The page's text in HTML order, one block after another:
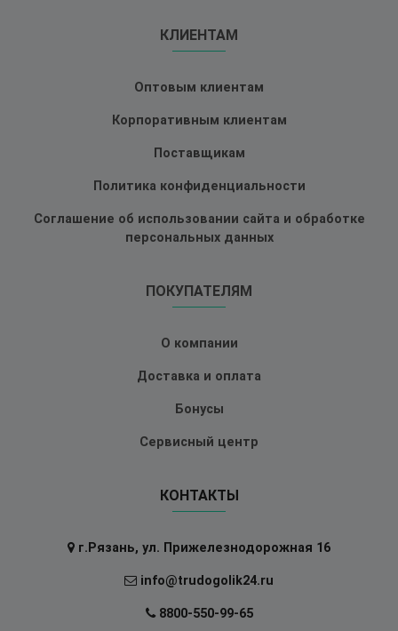
КЛИЕНТАМ
Оптовым клиентам
Корпоративным клиентам
Поставщикам
Политика конфиденциальности
Соглашение об использовании сайта и обработке
персональных данных
ПОКУПАТЕЛЯМ
О компании
Доставка и оплата
Бонусы
Сервисный центр
КОНТАКТЫ
г.Рязань, ул. Прижелезнодорожная 16
info@trudogolik24.ru
8800-550-99-65